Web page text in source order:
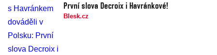
První slova Decroix i Havránkové!
Blesk.cz